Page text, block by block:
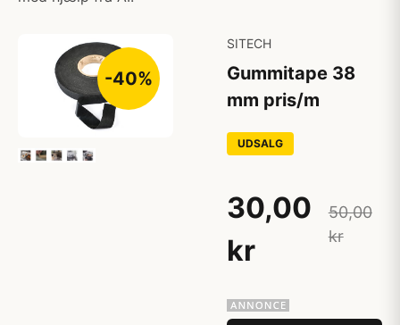
-40%
SITECH
Gummitape 38
mm pris/m
UDSALG
30,00
kr
50,00
kr